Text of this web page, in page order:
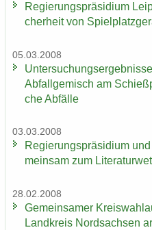
Re­gie­rungs­prä­si­di­um
cher­heit von
05.03.2008
Ab­fall­ge­misch am
che Ab­fäl­le
03.03.2008
Re­gie­rungs­prä­si­di­um
mein­sam zum
28.02.2008
Ge­mein­sa­mer
Land­kreis Nord­sach­sen